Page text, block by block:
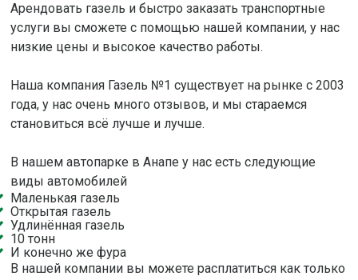
Арендовать газель и быстро заказать транспортные
услуги вы сможете с помощью нашей компании, у нас
низкие цены и высокое качество работы.
Наша компания Газель №1 существует на рынке с 2003
года, у нас очень много отзывов, и мы стараемся
становиться всё лучше и лучше.
В нашем автопарке в Анапе у нас есть следующие
виды автомобилей
Маленькая газель
Открытая газель
Удлинённая газель
10 тонн
И конечно же фура
В нашей компании вы можете расплатиться как только